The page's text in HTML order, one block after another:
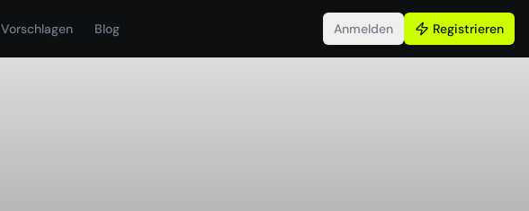
Vorschlagen Blog Anmelden Registrieren